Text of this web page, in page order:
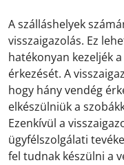
A szálláshelyek
visszaigazolás. Ez
hatékonyan kezeljék
érkezését. A
hogy hány vendég
elkészülniük a
Ezenkívül a
ügyfélszolgálati
fel tudnak készülni a